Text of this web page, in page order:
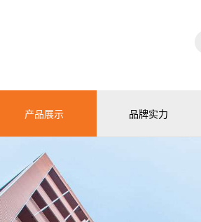
产品展示 品牌实力